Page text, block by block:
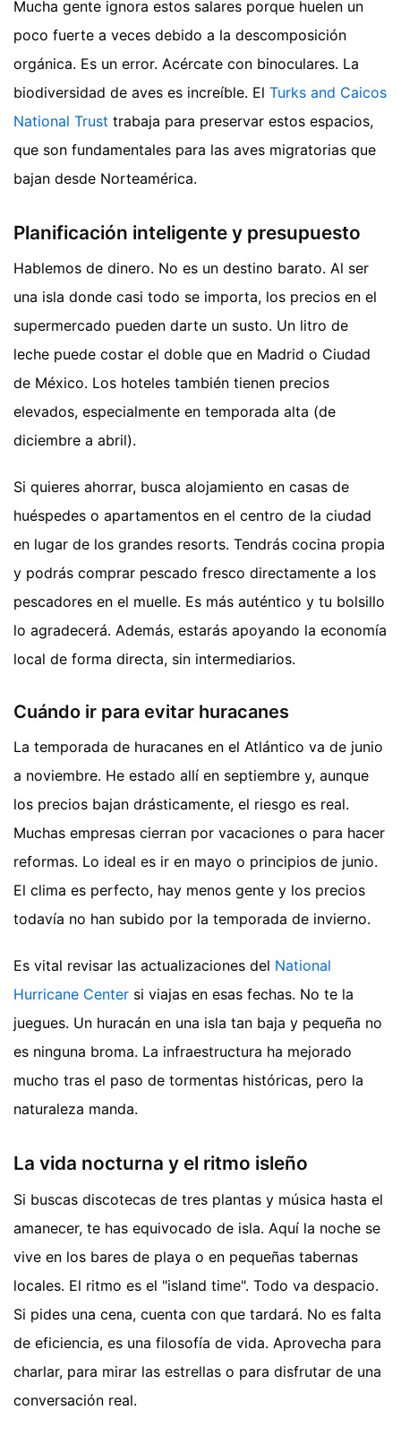
Mucha gente ignora estos salares porque huelen un
poco fuerte a veces debido a la descomposición
orgánica. Es un error. Acércate con binoculares. La
biodiversidad de aves es increíble. El Turks and Caicos
National Trust trabaja para preservar estos espacios,
que son fundamentales para las aves migratorias que
bajan desde Norteamérica.
Planificación inteligente y presupuesto
Hablemos de dinero. No es un destino barato. Al ser
una isla donde casi todo se importa, los precios en el
supermercado pueden darte un susto. Un litro de
leche puede costar el doble que en Madrid o Ciudad
de México. Los hoteles también tienen precios
elevados, especialmente en temporada alta (de
diciembre a abril).
Si quieres ahorrar, busca alojamiento en casas de
huéspedes o apartamentos en el centro de la ciudad
en lugar de los grandes resorts. Tendrás cocina propia
y podrás comprar pescado fresco directamente a los
pescadores en el muelle. Es más auténtico y tu bolsillo
lo agradecerá. Además, estarás apoyando la economía
local de forma directa, sin intermediarios.
Cuándo ir para evitar huracanes
La temporada de huracanes en el Atlántico va de junio
a noviembre. He estado allí en septiembre y, aunque
los precios bajan drásticamente, el riesgo es real.
Muchas empresas cierran por vacaciones o para hacer
reformas. Lo ideal es ir en mayo o principios de junio.
El clima es perfecto, hay menos gente y los precios
todavía no han subido por la temporada de invierno.
Es vital revisar las actualizaciones del National
Hurricane Center si viajas en esas fechas. No te la
juegues. Un huracán en una isla tan baja y pequeña no
es ninguna broma. La infraestructura ha mejorado
mucho tras el paso de tormentas históricas, pero la
naturaleza manda.
La vida nocturna y el ritmo isleño
Si buscas discotecas de tres plantas y música hasta el
amanecer, te has equivocado de isla. Aquí la noche se
vive en los bares de playa o en pequeñas tabernas
locales. El ritmo es el "island time". Todo va despacio.
Si pides una cena, cuenta con que tardará. No es falta
de eficiencia, es una filosofía de vida. Aprovecha para
charlar, para mirar las estrellas o para disfrutar de una
conversación real.